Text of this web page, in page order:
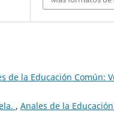
de la Educación Común:
, Anales de la